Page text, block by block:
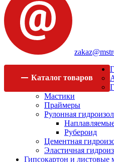
Каталог товаров
Мастики
Праймеры
Рулонная
Рубероид
Цементная
Эластичная
Гипсокартон и листовые